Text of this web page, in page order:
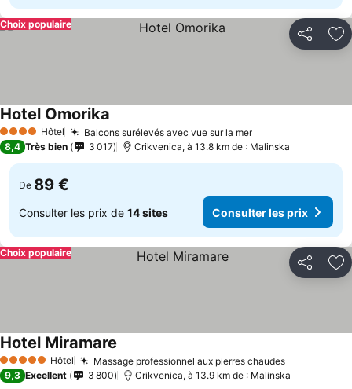
Partager
Choix populaire
4 Étoiles Hôtel Balcons surélevés avec vue sur la mer
Hotel Omorika
8,4 Très bien 3 017 Crikvenica, à 13.8 km de : Malinska
De 89 €
Consulter les prix de 14 sites Consulter les prix
Partager
Choix populaire
5 Étoiles Hôtel Massage professionnel aux pierres chaudes
Hotel Miramare
9,3 Excellent 3 800 Crikvenica, à 13.9 km de : Malinska